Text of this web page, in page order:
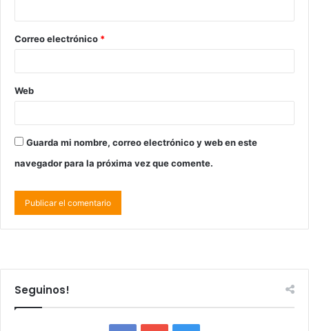
Correo electrónico *
Web
Guarda mi nombre, correo electrónico y web en este
navegador para la próxima vez que comente.
Seguinos!